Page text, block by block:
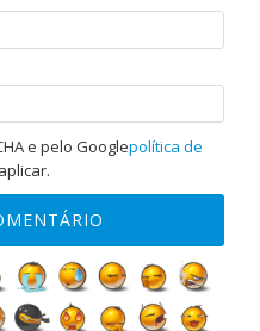
e pelo Googlepolítica de
aplicar.